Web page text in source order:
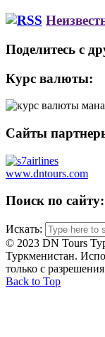
Поделитесь с
Курс валюты:
Сайты
www.dntours.com
Поиск по сайту:
Искать:
© 2023 DN Tours
Туркменистан.
только с
Back to Top